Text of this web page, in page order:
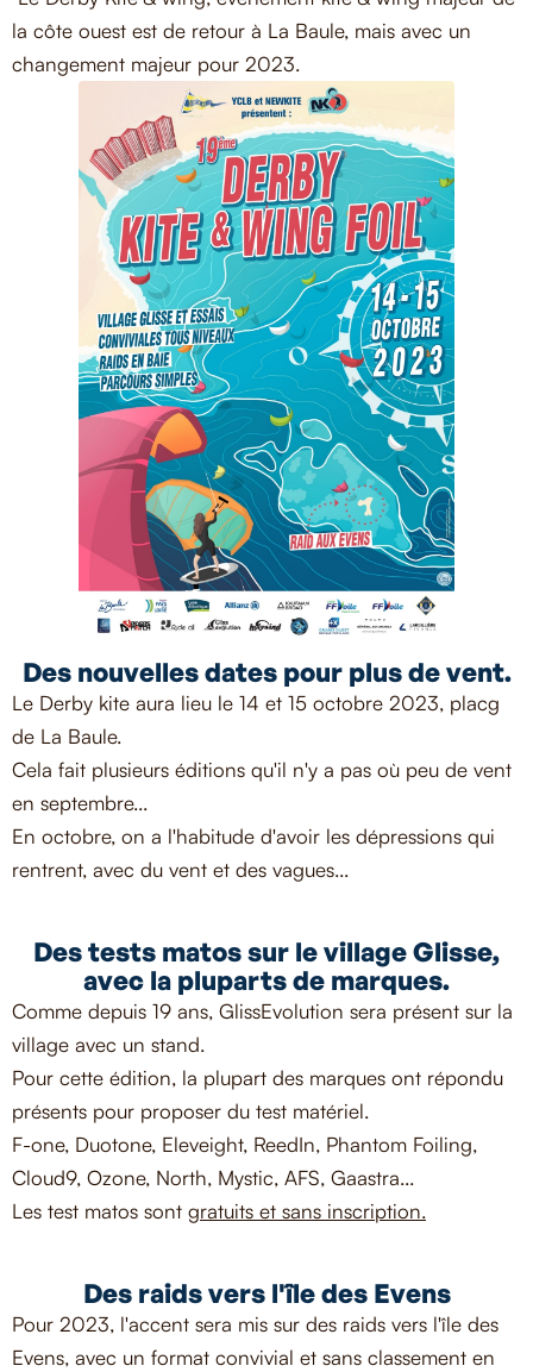
la côte ouest est de retour à La Baule, mais avec un
changement majeur pour 2023.
Des nouvelles dates pour plus de vent.
Le Derby kite aura lieu le 14 et 15 octobre 2023, placg
de La Baule.
Cela fait plusieurs éditions qu'il n'y a pas où peu de vent
en septembre...
En octobre, on a l'habitude d'avoir les dépressions qui
rentrent, avec du vent et des vagues...
Des tests matos sur le village Glisse,
avec la pluparts de marques.
Comme depuis 19 ans, GlissEvolution sera présent sur la
village avec un stand.
Pour cette édition, la plupart des marques ont répondu
présents pour proposer du test matériel.
F-one, Duotone, Eleveight, ReedIn, Phantom Foiling,
Cloud9, Ozone, North, Mystic, AFS, Gaastra...
Les test matos sont gratuits et sans inscription.
Des raids vers l'île des Evens
Pour 2023, l'accent sera mis sur des raids vers l'île des
Evens, avec un format convivial et sans classement en